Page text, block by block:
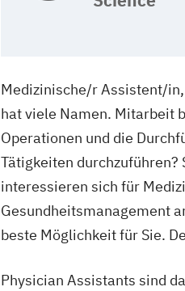
Medizinische/r Assistent/
hat viele Namen. Mitarbeit
Operationen und die
Tätigkeiten durchzuführen?
interessieren sich für
Gesundheitsmanagement
beste Möglichkeit für Sie.
Physician Assistants sind